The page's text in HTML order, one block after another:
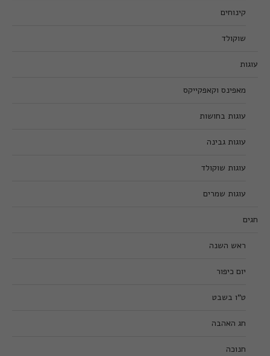
קינוחים
שוקולד
עוגות
מאפינס וקאפקייקס
עוגות בחושות
עוגות גבינה
עוגות שוקולד
עוגות שמרים
חגים
ראש השנה
יום כיפור
ט”ו בשבט
חג האהבה
חנוכה